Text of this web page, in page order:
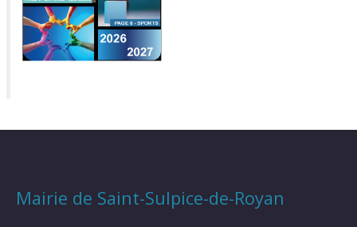
Mairie de Saint-Sulpice-de-Royan